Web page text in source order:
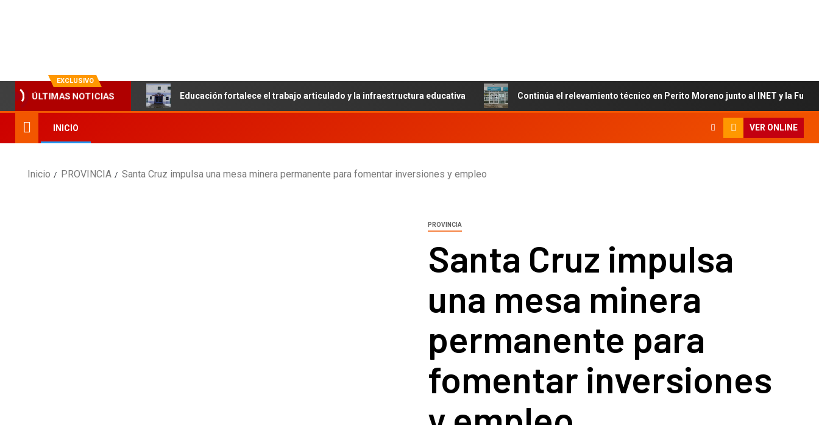
EXCLUSIVO
ÚLTIMAS NOTICIAS Educación fortalece el trabajo articulado y la infraestructura educativa Continúa el relevamiento técnico en Perito Moreno junto al INET y la
INICIO VER ONLINE
Inicio PROVINCIA Santa Cruz impulsa una mesa minera permanente para fomentar inversiones y empleo
PROVINCIA
Santa Cruz impulsa
una mesa minera
permanente para
fomentar inversiones